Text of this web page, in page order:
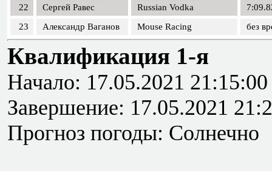
22
Сергей Равес Russian Vodka
23
Александр Ваганов Mouse Racing без
Квалификация 1-я
Начало: 17.05.2021 21:15:00
Завершение: 17.05.2021
Прогноз погоды: Солнечно